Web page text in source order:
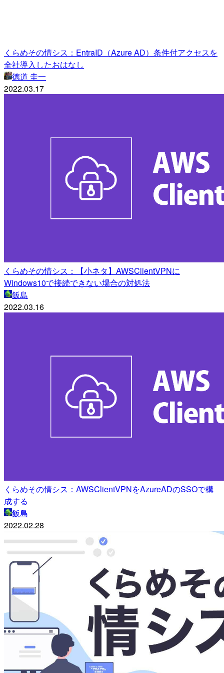
くらめその情シス：EntraID（Azure AD）条件付アクセスを
全社導入したおはなし
徳道 圭一
2022.03.17
くらめその情シス：【小ネタ】AWSClientVPNに
Windows10で接続できない場合の対処法
飯島
2022.03.16
くらめその情シス：AWSClientVPNをAzureADのSSOで構
成する
飯島
2022.02.28